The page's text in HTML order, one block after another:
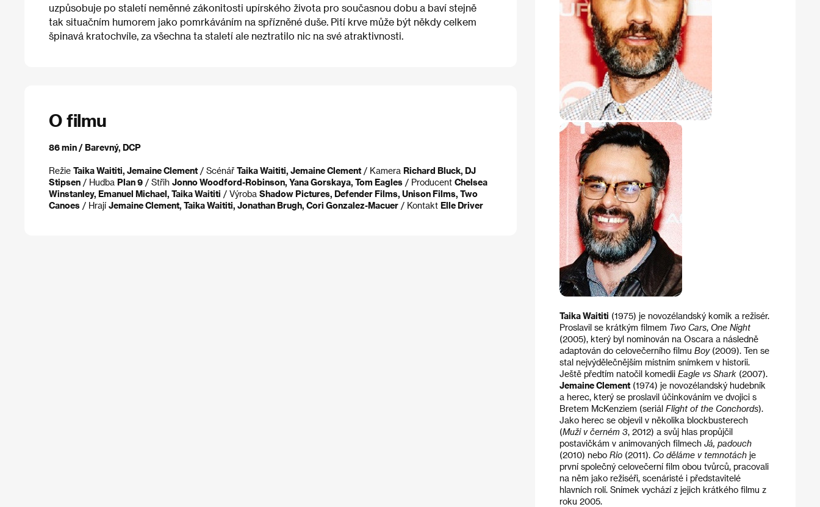
uzpůsobuje po staletí neměnné zákonitosti upírského života pro současnou dobu a baví stejně
tak situačním humorem jako pomrkáváním na spřízněné duše. Pití krve může být někdy celkem
špinavá kratochvíle, za všechna ta staletí ale neztratilo nic na své atraktivnosti.
O filmu
86 min / Barevný, DCP
Režie Taika Waititi, Jemaine Clement / Scénář Taika Waititi, Jemaine Clement / Kamera Richard Bluck, DJ
Stipsen / Hudba Plan 9 / Střih Jonno Woodford-Robinson, Yana Gorskaya, Tom Eagles / Producent Chelsea
Winstanley, Emanuel Michael, Taika Waititi / Výroba Shadow Pictures, Defender Films, Unison Films, Two
Canoes / Hrají Jemaine Clement, Taika Waititi, Jonathan Brugh, Cori Gonzalez-Macuer / Kontakt Elle Driver
Taika Waititi (1975) je novozélandský komik a režisér.
Proslavil se krátkým filmem Two Cars, One Night
(2005), který byl nominován na Oscara a následně
adaptován do celovečerního filmu Boy(2009). Ten se
stal nejvýdělečnějším místním snímkem v historii.
Ještě předtím natočil komedii Eagle vs Shark(2007).
Jemaine Clement(1974) je novozélandský hudebník
a herec, který se proslavil účinkováním ve dvojici s
Bretem McKenziem (seriál Flight of the Conchords).
Jako herec se objevil v několika blockbusterech
(Muži v černém 3, 2012) a svůj hlas propůjčil
postavičkám v animovaných filmech Já, padouch
(2010) nebo Rio(2011). Co děláme v temnotáchje
první společný celovečerní film obou tvůrců, pracovali
na něm jako režiséři, scenáristé i představitelé
hlavních rolí. Snímek vychází z jejich krátkého filmu z
roku 2005.